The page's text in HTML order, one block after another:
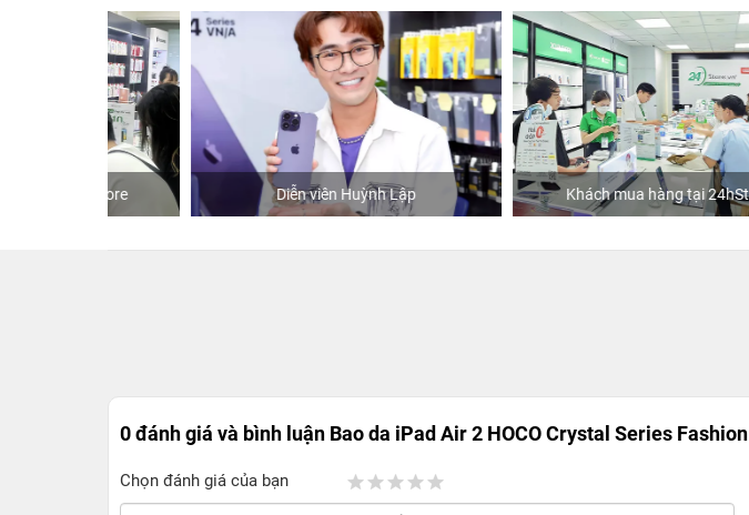
Diễn viên Huỳnh Lập Khách mua hàng tại 24hStore
0 đánh giá và bình luận Bao da iPad Air 2 HOCO Crystal Series Fashion
Chọn đánh giá của bạn